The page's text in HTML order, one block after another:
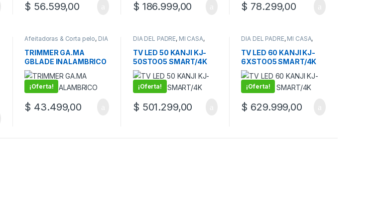
$ 56.599,00 $ 186.999,00 $ 78.299,00
Afeitadoras & Corta pelo, DIA
TRIMMER GA.MA
GBLADE INALAMBRICO
¡Oferta!
$ 43.499,00
DIA DEL PADRE, MI CASA,
TV LED 50 KANJI KJ-
50STOO5 SMART/4K
¡Oferta!
$ 501.299,00
DIA DEL PADRE, MI CASA,
TV LED 60 KANJI KJ-
6XSTOO5 SMART/4K
¡Oferta!
$ 629.999,00